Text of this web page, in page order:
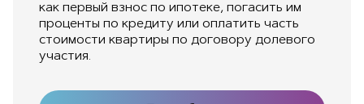
как первый взнос по ипотеке, погасить им
проценты по кредиту или оплатить часть
стоимости квартиры по договору долевого
участия.